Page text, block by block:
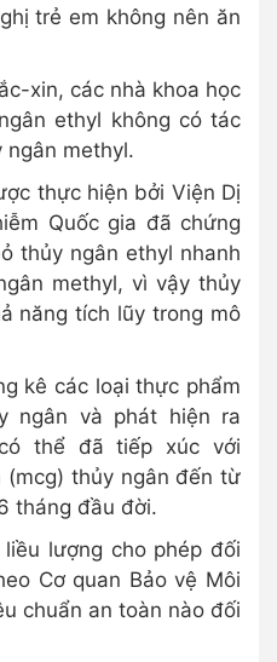
trẻ em không nên ăn
xin, các nhà khoa học
ethyl không có tác
methyl.
thực hiện bởi Viện Dị
Quốc gia đã chứng
thủy ngân ethyl nhanh
methyl, vì vậy thủy
năng tích lũy trong mô
kê các loại thực phẩm
ngân và phát hiện ra
thể đã tiếp xúc với
(mcg) thủy ngân đến từ
tháng đầu đời.
lượng cho phép đối
Cơ quan Bảo vệ Môi
chuẩn an toàn nào đối